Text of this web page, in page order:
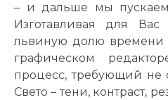
– и дальше мы
Изготавливая для
львиную долю времени
графическом
процесс, требующий не
Свето – тени, контраст,